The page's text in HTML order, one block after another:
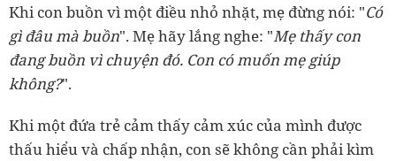
Khi con buồn vì một điều nhỏ nhặt, mẹ đừng nói: "Có
gì đâu mà buồn". Mẹ hãy lắng nghe: "Mẹ thấy con
đang buồn vì chuyện đó. Con có muốn mẹ giúp
không?".
Khi một đứa trẻ cảm thấy cảm xúc của mình được
thấu hiểu và chấp nhận, con sẽ không cần phải kìm